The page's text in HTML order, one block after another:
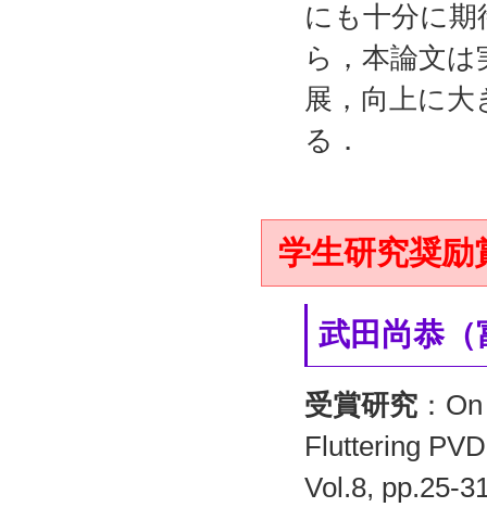
にも十分に
ら，本論文
展，向上に
る．
学生研究奨
武田尚恭（
受賞研究 ：
Fluttering
Vol.8, pp.25-